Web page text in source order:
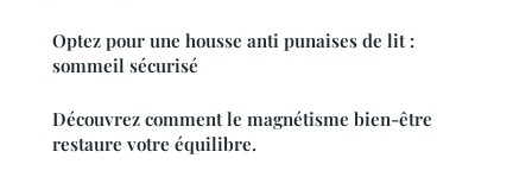
Optez pour une housse anti punaises de lit :
sommeil sécurisé
Découvrez comment le magnétisme bien-être
restaure votre équilibre.